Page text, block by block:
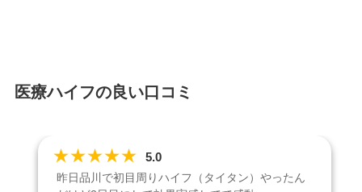
医療ハイフの良い口コミ
★★★★★ 5.0
昨日品川で初目周りハイフ（タイタン）やったん